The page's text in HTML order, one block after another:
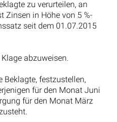
zu verurteilen, an
Zinsen in Höhe von 5 %-
seit dem 01.07.2015
abzuweisen.
Beklagte, festzustellen,
für den Monat Juni
für den Monat März